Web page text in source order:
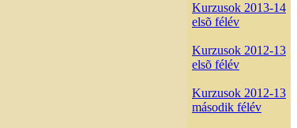
Kurzusok 2013-14
elsõ félév
Kurzusok 2012-13
elsõ félév
Kurzusok 2012-13
második félév